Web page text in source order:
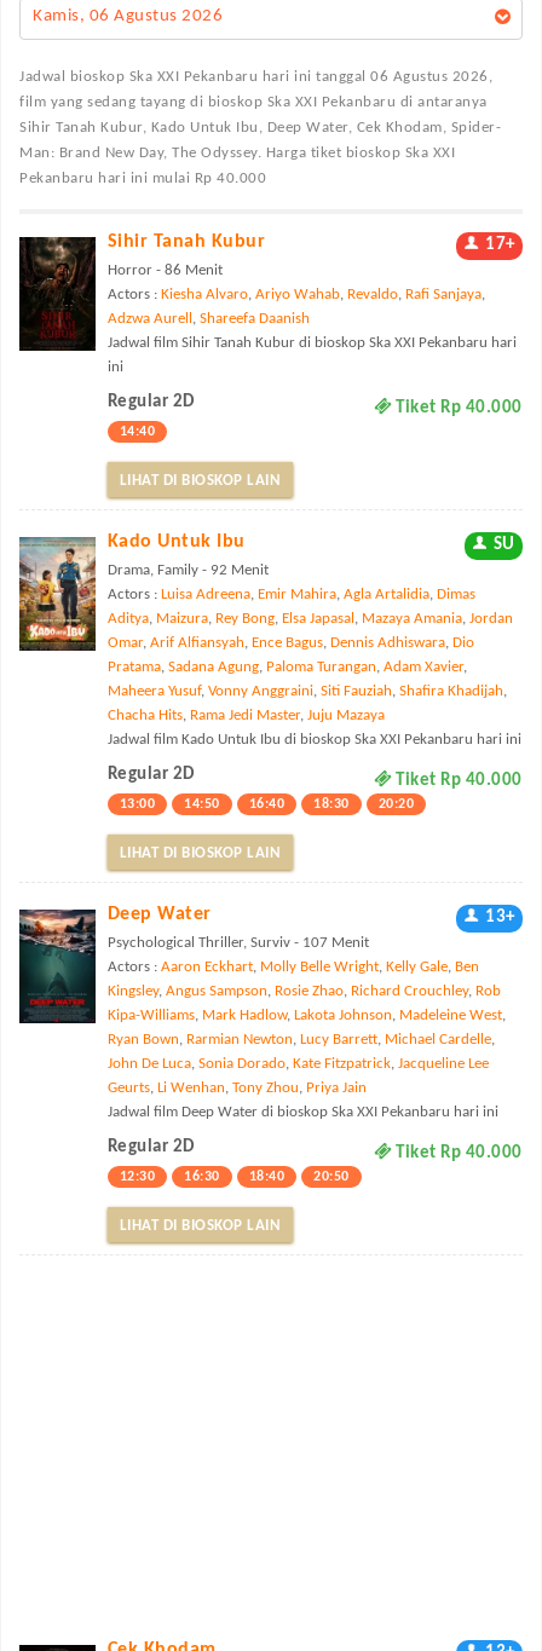
Kamis, 06 Agustus 2026
Jadwal bioskop Ska XXI Pekanbaru hari ini tanggal 06 Agustus 2026,
film yang sedang tayang di bioskop Ska XXI Pekanbaru di antaranya
Sihir Tanah Kubur, Kado Untuk Ibu, Deep Water, Cek Khodam, Spider-
Man: Brand New Day, The Odyssey. Harga tiket bioskop Ska XXI
Pekanbaru hari ini mulai Rp 40.000
Sihir Tanah Kubur 17+
Horror - 86 Menit
Actors : Kiesha Alvaro, Ariyo Wahab, Revaldo, Rafi Sanjaya,
Adzwa Aurell , Shareefa Daanish
Jadwal film Sihir Tanah Kubur di bioskop Ska XXI Pekanbaru hari
ini
Regular 2D Tiket Rp 40.000
14:40
LIHAT DI BIOSKOP LAIN
Kado Untuk Ibu SU
Drama, Family - 92 Menit
Actors : Luisa Adreena, Emir Mahira, Agla Artalidia, Dimas
Aditya, Maizura, Rey Bong, Elsa Japasal , Mazaya Amania, Jordan
Omar, Arif Alfiansyah, Ence Bagus, Dennis Adhiswara, Dio
Pratama, Sadana Agung, Paloma Turangan, Adam Xavier,
Maheera Yusuf, Vonny Anggraini, Siti Fauziah, Shafira Khadijah,
Chacha Hits, Rama Jedi Master, Juju Mazaya
Jadwal film Kado Untuk Ibu di bioskop Ska XXI Pekanbaru hari ini
Regular 2D Tiket Rp 40.000
13:00 14:50 16:40 18:30 20:20
LIHAT DI BIOSKOP LAIN
Deep Water 13+
Psychological Thriller, Surviv - 107 Menit
Actors : Aaron Eckhart, Molly Belle Wright, Kelly Gale, Ben
Kingsley, Angus Sampson, Rosie Zhao, Richard Crouchley, Rob
Kipa-Williams, Mark Hadlow, Lakota Johnson, Madeleine West,
Ryan Bown, Rarmian Newton, Lucy Barrett, Michael Cardelle,
John De Luca, Sonia Dorado, Kate Fitzpatrick, Jacqueline Lee
Geurts, Li Wenhan, Tony Zhou, Priya Jain
Jadwal film Deep Water di bioskop Ska XXI Pekanbaru hari ini
Regular 2D Tiket Rp 40.000
12:30 16:30 18:40 20:50
LIHAT DI BIOSKOP LAIN